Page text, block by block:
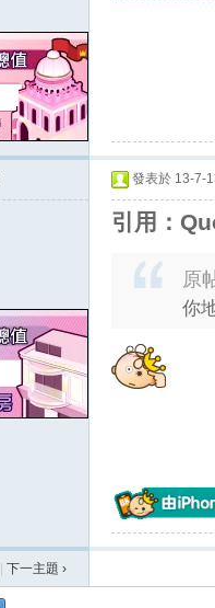
發表於 13-7-
引用：
原
你
下一主題 ›